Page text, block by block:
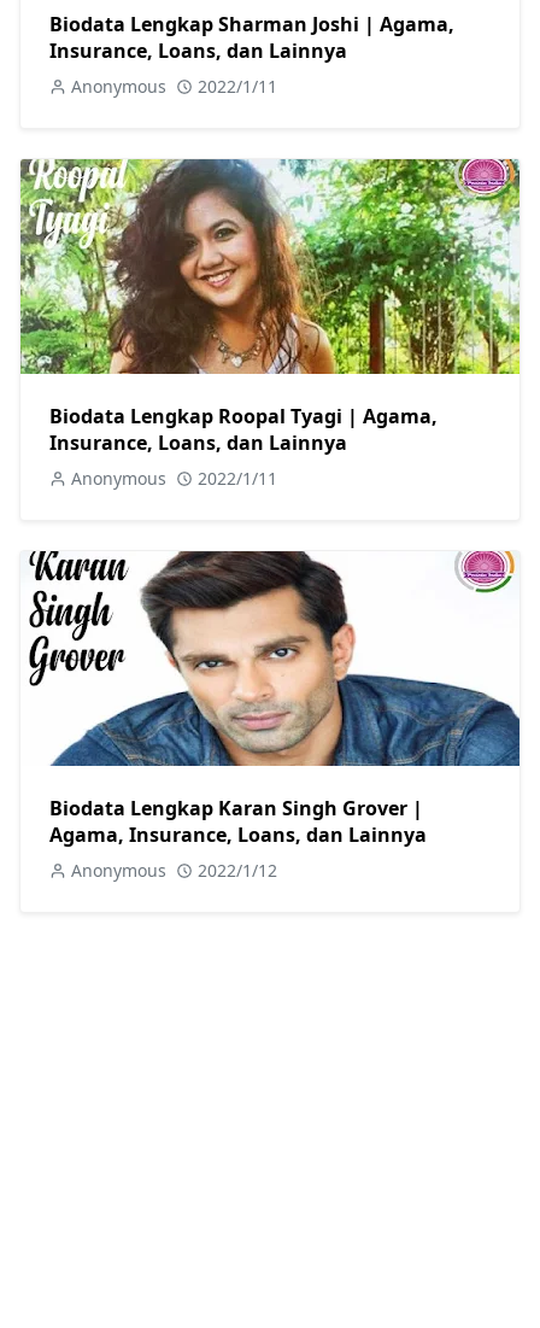
Biodata Lengkap Sharman Joshi | Agama,
Insurance, Loans, dan Lainnya
Anonymous 2022/1/11
Biodata Lengkap Roopal Tyagi | Agama,
Insurance, Loans, dan Lainnya
Anonymous 2022/1/11
Biodata Lengkap Karan Singh Grover |
Agama, Insurance, Loans, dan Lainnya
Anonymous 2022/1/12